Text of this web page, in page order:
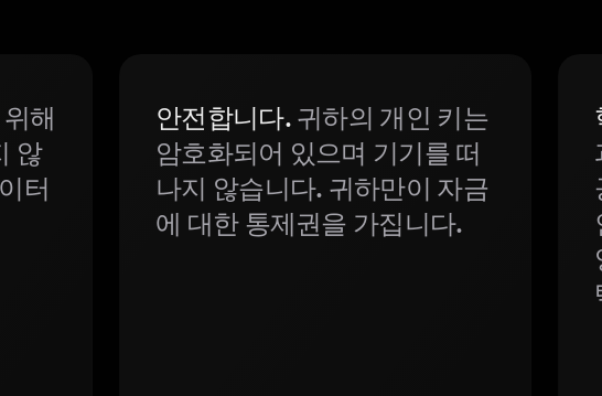
해
않
터
안전합니다.귀하의 개인 키는
암호화되어 있으며 기기를 떠
나지 않습니다. 귀하만이 자금
에 대한 통제권을 가집니다.